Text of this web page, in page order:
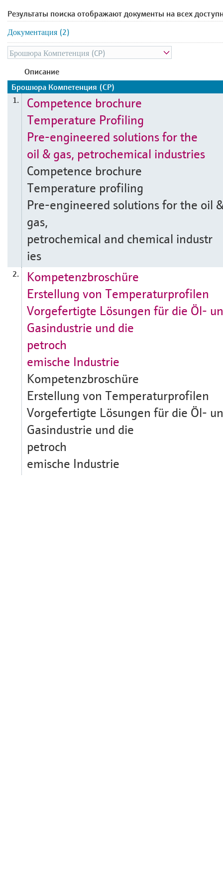
Результаты поиска отображают документы на всех
Документация (2)
Описание
Брошюра Компетенция (CP)
1.
Competence brochure
Temperature Profiling
Pre-engineered solutions for the
oil & gas, petrochemical industries
Competence brochure
Temperature profiling
Pre-engineered solutions for the oil
gas,
petrochemical and chemical industr
ies
2.
Kompetenzbroschüre
Erstellung von Temperaturprofilen
Vorgefertigte Lösungen für die Öl-
Gasindustrie und die
petroch
emische Industrie
Kompetenzbroschüre
Erstellung von Temperaturprofilen
Vorgefertigte Lösungen für die Öl-
Gasindustrie und die
petroch
emische Industrie